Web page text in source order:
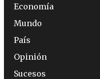
Economía
Mundo
País
Opinión
Sucesos